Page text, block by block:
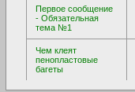
Первое сообщение
- Обязательная
тема №1
Чем клеят
пенопластовые
багеты